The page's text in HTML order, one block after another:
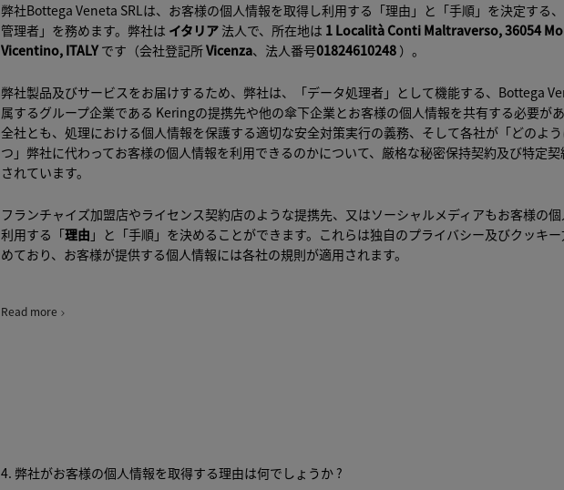
弊社Bottega Veneta SRLは、お客様の個人情報を取得し利用する「理由」と「手順」を決定する
管理者」を務めます。弊社は イタリア 法人で、所在地は 1 Località Conti Maltraverso, 36054
Vicentino, ITALYです（会社登記所Vicenza、法人番号01824610248 ）。
弊社製品及びサービスをお届けするため、弊社は、「データ処理者」として機能する、Bottega
属するグループ企業である Keringの提携先や他の傘下企業とお客様の個人情報を共有する必要があ
全社とも、処理における個人情報を保護する適切な安全対策実行の義務、そして各社が「どのよ
つ」弊社に代わってお客様の個人情報を利用できるのかについて、厳格な秘密保持契約及び特定
されています。
フランチャイズ加盟店やライセンス契約店のような提携先、又はソーシャルメディアもお客様の個
利用する「理由 」と「手順」を決めることができます。これらは独自のプライバシー及びクッキ
めており、お客様が提供する個人情報には各社の規則が適用されます。
Read more
受け、弊社に代わってお客様の個人情報を利用する事業体です。
4. 弊社がお客様の個人情報を取得する理由は何でしょうか ?